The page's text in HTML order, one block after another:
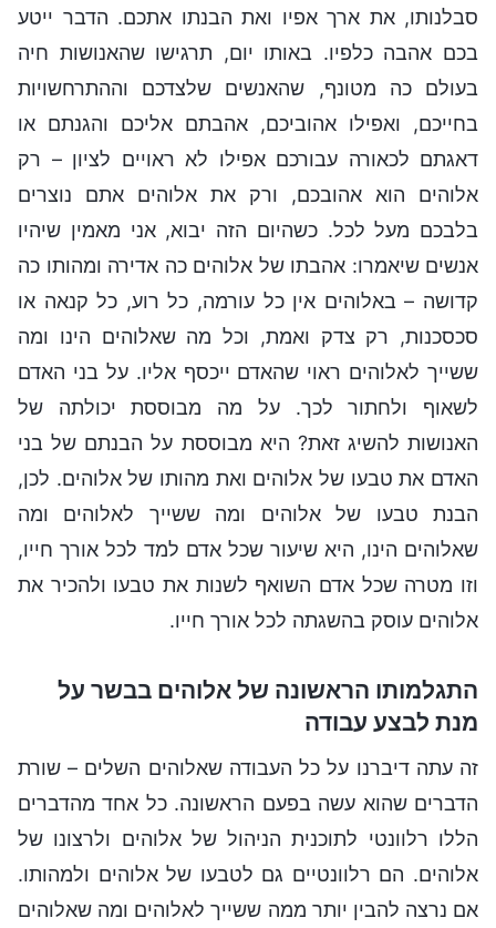
סבלנותו, את ארך אפיו ואת הבנתו אתכם. הדבר ייטע
בכם אהבה כלפיו. באותו יום, תרגישו שהאנושות חיה
בעולם כה מטונף, שהאנשים שלצדכם וההתרחשויות
בחייכם, ואפילו אהוביכם, אהבתם אליכם והגנתם או
דאגתם לכאורה עבורכם אפילו לא ראויים לציון – רק
אלוהים הוא אהובכם, ורק את אלוהים אתם נוצרים
בלבכם מעל לכל. כשהיום הזה יבוא, אני מאמין שיהיו
אנשים שיאמרו: אהבתו של אלוהים כה אדירה ומהותו כה
קדושה – באלוהים אין כל עורמה, כל רוע, כל קנאה או
סכסכנות, רק צדק ואמת, וכל מה שאלוהים הינו ומה
ששייך לאלוהים ראוי שהאדם ייכסף אליו. על בני האדם
לשאוף ולחתור לכך. על מה מבוססת יכולתה של
האנושות להשיג זאת? היא מבוססת על הבנתם של בני
האדם את טבעו של אלוהים ואת מהותו של אלוהים. לכן,
הבנת טבעו של אלוהים ומה ששייך לאלוהים ומה
שאלוהים הינו, היא שיעור שכל אדם למד לכל אורך חייו,
וזו מטרה שכל אדם השואף לשנות את טבעו ולהכיר את
אלוהים עוסק בהשגתה לכל אורך חייו.
התגלמותו הראשונה של אלוהים בבשר על
מנת לבצע עבודה
זה עתה דיברנו על כל העבודה שאלוהים השלים – שורת
הדברים שהוא עשה בפעם הראשונה. כל אחד מהדברים
הללו רלוונטי לתוכנית הניהול של אלוהים ולרצונו של
אלוהים. הם רלוונטיים גם לטבעו של אלוהים ולמהותו.
אם נרצה להבין יותר ממה ששייך לאלוהים ומה שאלוהים